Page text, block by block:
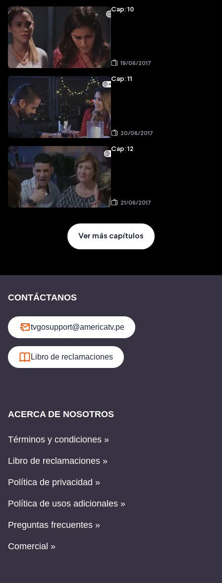
Cap: 10
19/06/2017
Cap: 11
20/06/2017
Cap: 12
21/06/2017
Ver más capítulos
CONTÁCTANOS
tvgosupport@americatv.pe
Libro de reclamaciones
ACERCA DE NOSOTROS
Términos y condiciones »
Libro de reclamaciones »
Política de privacidad »
Política de usos adicionales »
Preguntas frecuentes »
Comercial »